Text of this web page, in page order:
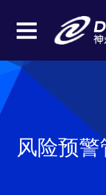
风险预